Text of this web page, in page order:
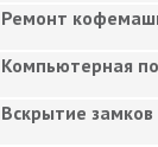
Ремонт
Компьютерная
Вскрытие замков